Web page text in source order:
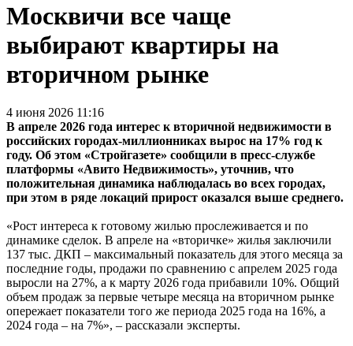
Москвичи все чаще
выбирают квартиры на
вторичном рынке
4 июня 2026 11:16
В апреле 2026 года интерес к вторичной недвижимости в
российских городах-миллионниках вырос на 17% год к
году. Об этом «Стройгазете» сообщили в пресс-службе
платформы «Авито Недвижимость», уточнив, что
положительная динамика наблюдалась во всех городах,
при этом в ряде локаций прирост оказался выше среднего.
«Рост интереса к готовому жилью прослеживается и по
динамике сделок. В апреле на «вторичке» жилья заключили
137 тыс. ДКП – максимальный показатель для этого месяца за
последние годы, продажи по сравнению с апрелем 2025 года
выросли на 27%, а к марту 2026 года прибавили 10%. Общий
объем продаж за первые четыре месяца на вторичном рынке
опережает показатели того же периода 2025 года на 16%, а
2024 года – на 7%», – рассказали эксперты.